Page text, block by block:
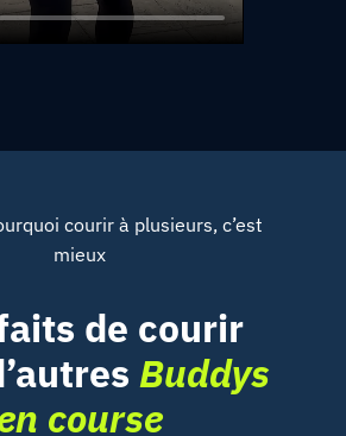
courir à plusieurs, c’est
mieux
de courir
Buddys
course